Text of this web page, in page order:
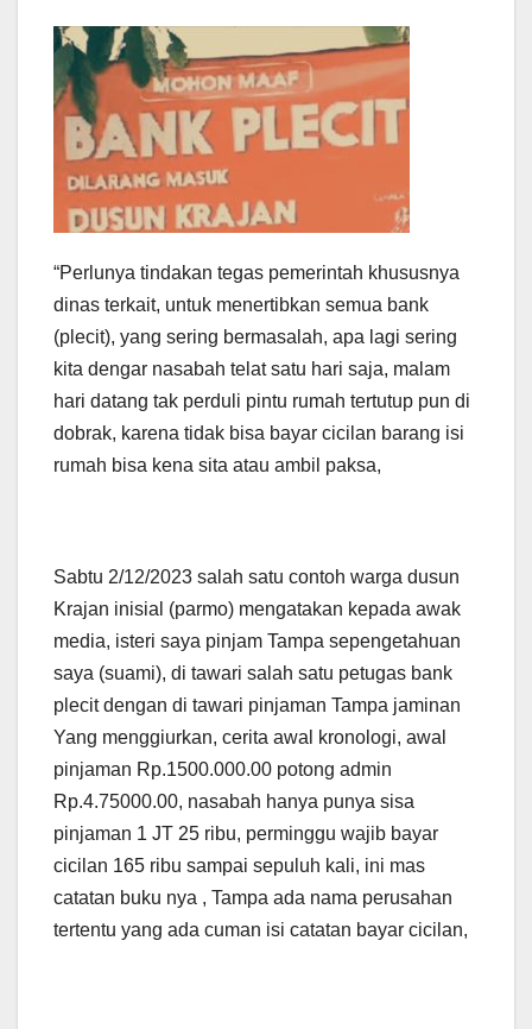
“Perlunya tindakan tegas pemerintah khususnya
dinas terkait, untuk menertibkan semua bank
(plecit), yang sering bermasalah, apa lagi sering
kita dengar nasabah telat satu hari saja, malam
hari datang tak perduli pintu rumah tertutup pun di
dobrak, karena tidak bisa bayar cicilan barang isi
rumah bisa kena sita atau ambil paksa,
Sabtu 2/12/2023 salah satu contoh warga dusun
Krajan inisial (parmo) mengatakan kepada awak
media, isteri saya pinjam Tampa sepengetahuan
saya (suami), di tawari salah satu petugas bank
plecit dengan di tawari pinjaman Tampa jaminan
Yang menggiurkan, cerita awal kronologi, awal
pinjaman Rp.1500.000.00 potong admin
Rp.4.75000.00, nasabah hanya punya sisa
pinjaman 1 JT 25 ribu, perminggu wajib bayar
cicilan 165 ribu sampai sepuluh kali, ini mas
catatan buku nya , Tampa ada nama perusahan
tertentu yang ada cuman isi catatan bayar cicilan,